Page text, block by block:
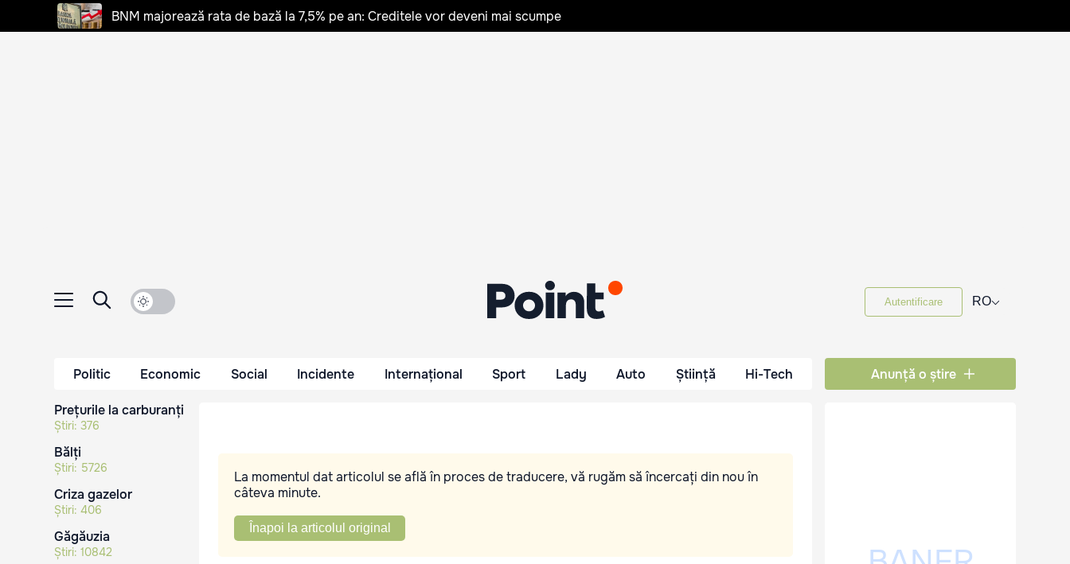
BNM majorează rata de bază la 7,5% pe an: Creditele vor deveni mai scumpe
Autentificare RO⌵
Politic Economic Social Incidente Internațional Sport Lady Auto Știință Hi-Tech Anunță o știre
Prețurile la carburanți
Știri: 376
Bălți
Știri: 5726
Criza gazelor
Știri: 406
Găgăuzia
Știri: 10842
La momentul dat articolul se află în proces de traducere, vă rugăm să încercați din nou în
câteva minute.
Înapoi la articolul original